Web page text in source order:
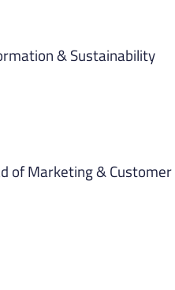
& Sustainability
of Marketing &